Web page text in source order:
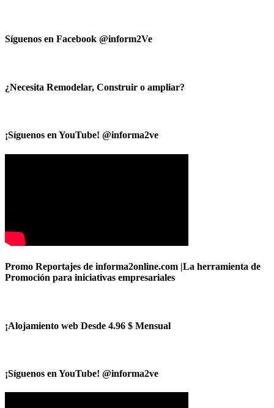
Síguenos en Facebook @inform2Ve
¿Necesita Remodelar, Construir o ampliar?
¡Síguenos en YouTube! @informa2ve
Promo Reportajes de informa2online.com |La herramienta de
Promoción para iniciativas empresariales
¡Alojamiento web Desde 4.96 $ Mensual
¡Síguenos en YouTube! @informa2ve